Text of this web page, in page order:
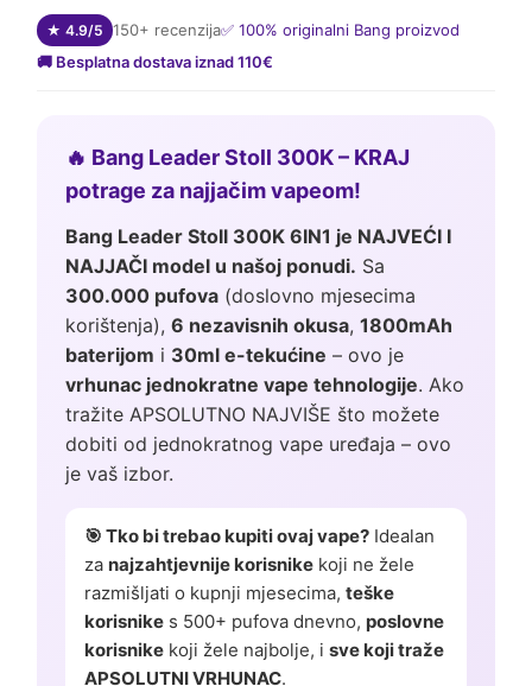
★ 4.9/5 150+ recenzija✅ 100% originalni Bang proizvod
🚚 Besplatna dostava iznad 110€
🔥 Bang Leader Stoll 300K – KRAJ
potrage za najjačim vapeom!
Bang Leader Stoll 300K 6IN1 je NAJVEĆI I
NAJJAČI model u našoj ponudi. Sa
300.000 pufova (doslovno mjesecima
korištenja), 6 nezavisnih okusa, 1800mAh
baterijom i 30ml e-tekućine – ovo je
vrhunac jednokratne vape tehnologije. Ako
tražite APSOLUTNO NAJVIŠE što možete
dobiti od jednokratnog vape uređaja – ovo
je vaš izbor.
🎯 Tko bi trebao kupiti ovaj vape? Idealan
za najzahtjevnije korisnike koji ne žele
razmišljati o kupnji mjesecima, teške
korisnike s 500+ pufova dnevno, poslovne
korisnike koji žele najbolje, i sve koji traže
APSOLUTNI VRHUNAC.